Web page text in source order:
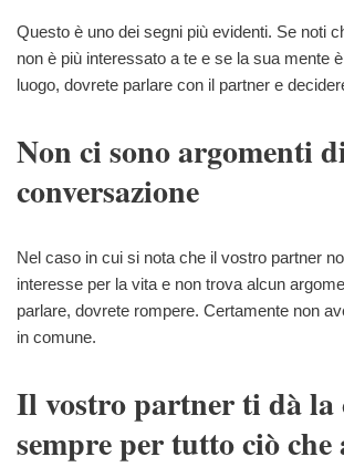
Questo è uno dei segni più evidenti. Se noti
non è più interessato a te e se la sua mente
luogo, dovrete parlare con il partner e
Non ci sono argomenti
conversazione
Nel caso in cui si nota che il vostro partner
interesse per la vita e non trova alcun
parlare, dovrete rompere. Certamente non
in comune.
Il vostro partner ti dà la
sempre per tutto ciò che